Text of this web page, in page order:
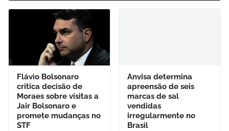
Flávio Bolsonaro
critica decisão de
Moraes sobre visitas a
Jair Bolsonaro e
promete mudanças no
STF
Anvisa determina
apreensão de seis
marcas de sal
vendidas
irregularmente no
Brasil